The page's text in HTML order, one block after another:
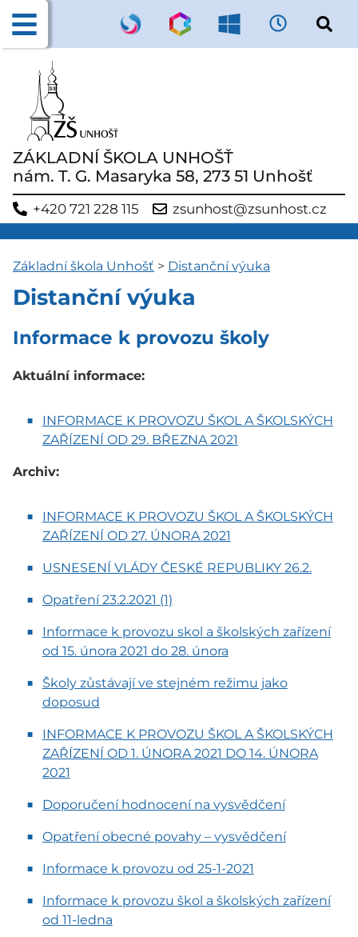
ZÁKLADNÍ ŠKOLA UNHOŠŤ
nám. T. G. Masaryka 58, 273 51 Unhošť
+420 721 228 115 zsunhost@zsunhost.cz
Základní škola Unhošť > Distanční výuka
Distanční výuka
Informace k provozu školy
Aktuální informace:
INFORMACE K PROVOZU ŠKOL A ŠKOLSKÝCH
ZAŘÍZENÍ OD 29. BŘEZNA 2021
Archiv:
INFORMACE K PROVOZU ŠKOL A ŠKOLSKÝCH
ZAŘÍZENÍ OD 27. ÚNORA 2021
USNESENÍ VLÁDY ČESKÉ REPUBLIKY 26.2.
Opatření 23.2.2021 (1)
Informace k provozu skol a školských zařízení
od 15. února 2021 do 28. února
Školy zůstávají ve stejném režimu jako
doposud
INFORMACE K PROVOZU ŠKOL A ŠKOLSKÝCH
ZAŘÍZENÍ OD 1. ÚNORA 2021 DO 14. ÚNORA
2021
Doporučení hodnocení na vysvědčení
Opatření obecné povahy – vysvědčení
Informace k provozu od 25-1-2021
Informace k provozu škol a školských zařízení
od 11-ledna